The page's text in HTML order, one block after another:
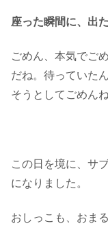
座った瞬間に、出
ごめん、本気でご
だね。待っていた
そうとしてごめん
この日を境に、サ
になりました。
おしっこも、おま